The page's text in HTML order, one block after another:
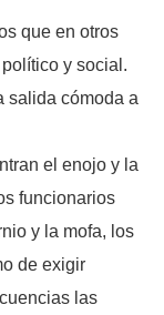
que en otros
y social.
salida cómoda a
el enojo y la
funcionarios
y la mofa, los
de exigir
las